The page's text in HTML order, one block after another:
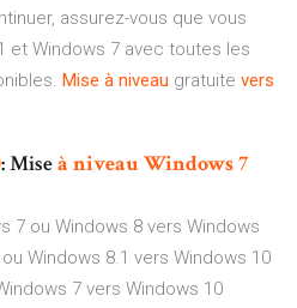
assurez-vous que vous
et Windows 7 avec toutes les
Mise à niveau gratuite vers
: Miseà niveau Windows7
7 ou Windows 8 vers Windows
Windows 8.1 vers Windows 10
7 vers Windows 10